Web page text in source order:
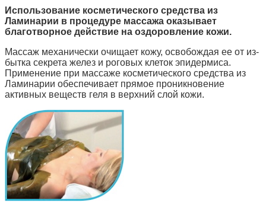
Использование косметического средства из
Ламинарии в процедуре массажа оказывает
благотворное действие на оздоровление кожи.
Массаж механически очищает кожу, освобождая ее от из-
бытка секрета желез и роговых клеток эпидермиса.
Применение при массаже косметического средства из
Ламинарии обеспечивает прямое проникновение
активных веществ геля в верхний слой кожи.